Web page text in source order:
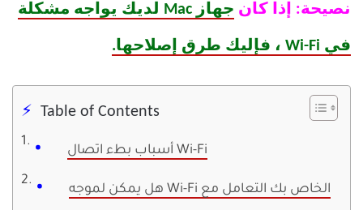
نصيحة: إذا كان جهاز Mac لديك يواجه مشكلة
في Wi-Fi ، فإليك طرق إصلاحها.
Table of Contents
أسباب بطء اتصال Wi-Fi
هل يمكن لموجه Wi-Fi الخاص بك التعامل مع